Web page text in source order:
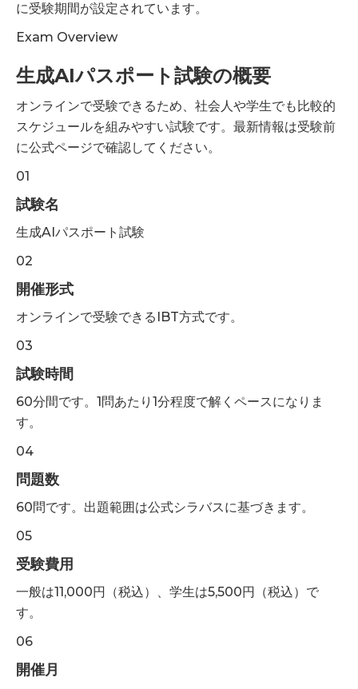
に受験期間が設定されています。
Exam Overview
生成AIパスポート試験の概要
オンラインで受験できるため、社会人や学生でも比較的
スケジュールを組みやすい試験です。最新情報は受験前
に公式ページで確認してください。
01
試験名
生成AIパスポート試験
02
開催形式
オンラインで受験できるIBT方式です。
03
試験時間
60分間です。1問あたり1分程度で解くペースになりま
す。
04
問題数
60問です。出題範囲は公式シラバスに基づきます。
05
受験費用
一般は11,000円（税込）、学生は5,500円（税込）で
す。
06
開催月